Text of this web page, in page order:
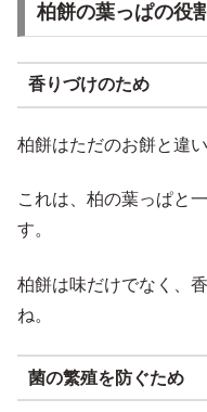
柏餅の葉っぱの役
香りづけのため
柏餅はただのお餅と違
これは、柏の葉っぱと
す。
柏餅は味だけでなく、
ね。
菌の繁殖を防ぐため